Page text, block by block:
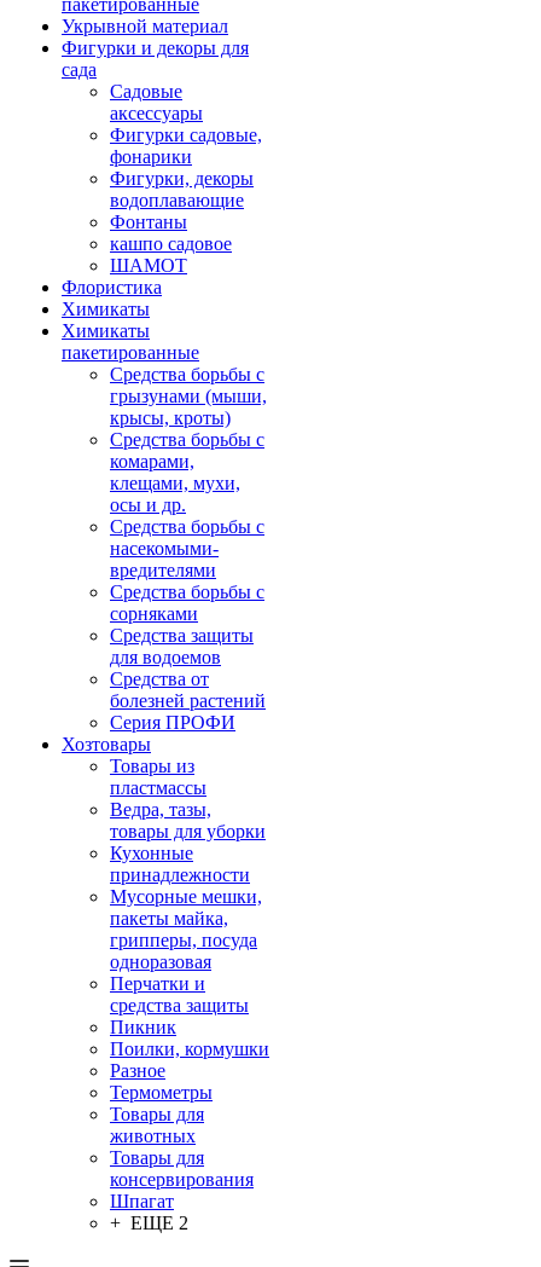
пакетированные
Укрывной материал
Фигурки и декоры для
сада
Садовые
аксессуары
Фигурки садовые,
фонарики
Фигурки, декоры
водоплавающие
Фонтаны
кашпо садовое
ШАМОТ
Флористика
Химикаты
Химикаты
пакетированные
Средства борьбы с
грызунами (мыши,
крысы, кроты)
Средства борьбы с
комарами,
клещами, мухи,
осы и др.
Средства борьбы с
насекомыми-
вредителями
Средства борьбы с
сорняками
Средства защиты
для водоемов
Средства от
болезней растений
Серия ПРОФИ
Хозтовары
Товары из
пластмассы
Ведра, тазы,
товары для уборки
Кухонные
принадлежности
Мусорные мешки,
пакеты майка,
грипперы, посуда
одноразовая
Перчатки и
средства защиты
Пикник
Поилки, кормушки
Разное
Термометры
Товары для
животных
Товары для
консервирования
Шпагат
+ ЕЩЕ 2